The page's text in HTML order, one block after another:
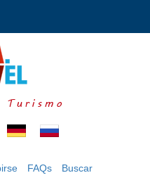
FAQs Buscar